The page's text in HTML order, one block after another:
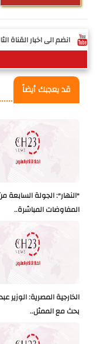
انضم الى اخبار القناة
قد يعجبك أيضاً
"النهار": الجولة السابعة
المفاوضات المباشرة..
الخارجية المصرية: الوزير
بحث مع الممثل..